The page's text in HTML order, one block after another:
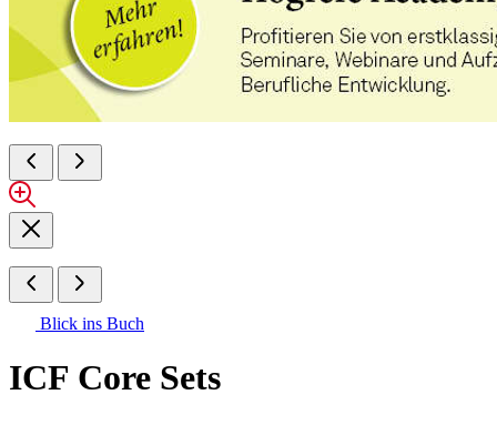
Blick ins Buch
ICF Core Sets